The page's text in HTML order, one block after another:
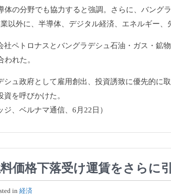
体の分野でも協力すると強調。さらに、 バング
以外に、半導体、デジタル経済、エネルギー、
ペトロナスとバングラデシュ石油・ ガス・鉱
われた。
ュ政府として雇用創出、 投資誘致に優先的に
を呼びかけた。
ジ、ベルナマ通信、6月22日）
価格下落受け運賃をさらに
in 経済